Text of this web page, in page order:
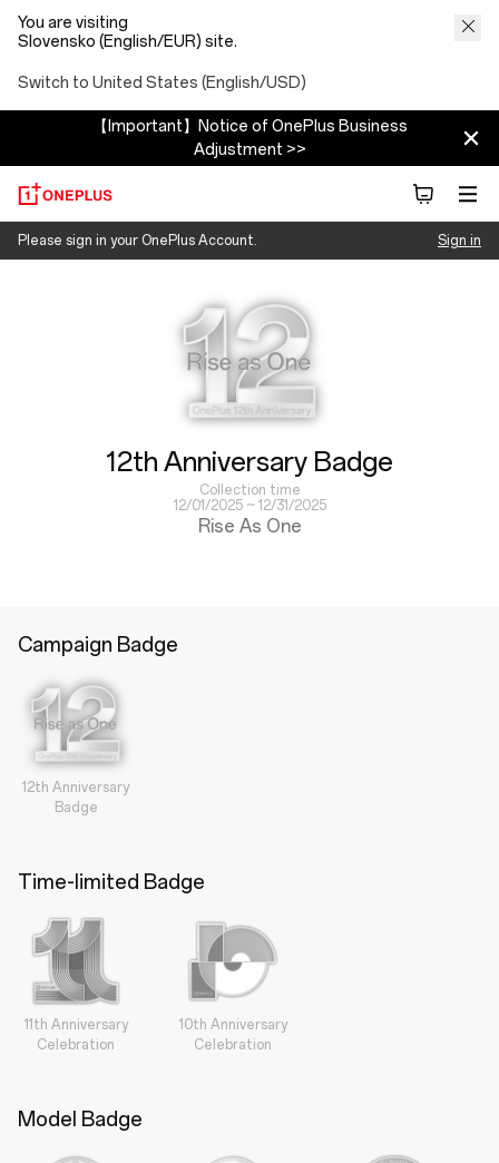
You are visiting
Slovensko (English/EUR) site.
Switch to United States (English/USD)
【Important】Notice of OnePlus Business
Adjustment >>
OnePlus
Please sign in your OnePlus Account. Sign in
12th Anniversary Badge
Collection time
12/01/2025 ~ 12/31/2025
Rise As One
12/01/2025 ~ 12/31/2025
Campaign Badge
12th Anniversary
Badge
Time-limited Badge
11th Anniversary
Celebration
10th Anniversary
Celebration
Model Badge